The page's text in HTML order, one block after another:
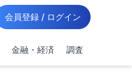
会員登録 / ログイン
金融・経済 調査